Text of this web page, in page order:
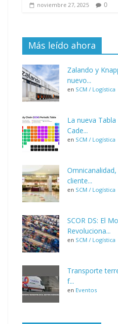
noviembre 27, 2025 0
Más leído ahora
Zalando y
nuevo...
en SCM / Logística
La nueva
Cade...
en SCM / Logística
cliente...
en SCM / Logística
SCOR DS: El
Revoluciona...
en SCM / Logística
Transporte
f...
en Eventos